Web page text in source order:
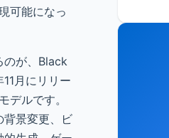
可能になっ
のが、Black
月にリリー
デルです。
背景変更、ビ